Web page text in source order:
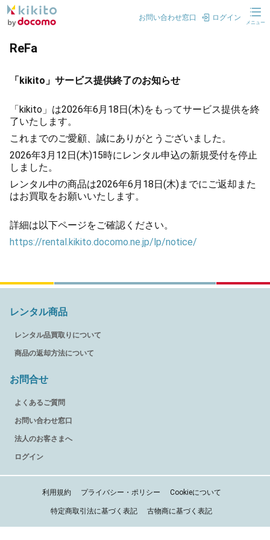
お問い合わせ窓口 ログイン
メニュー
ReFa
「kikito」サービス提供終了のお知らせ
「kikito」は2026年6月18日(木)をもってサービス提供を終
了いたします。
これまでのご愛顧、誠にありがとうございました。
2026年3月12日(木)15時にレンタル申込の新規受付を停止
しました。
レンタル中の商品は2026年6月18日(木)までにご返却また
はお買取をお願いいたします。
詳細は以下ページをご確認ください。
https://rental.kikito.docomo.ne.jp/lp/notice/
レンタル商品
レンタル品買取りについて
商品の返却方法について
お問合せ
よくあるご質問
お問い合わせ窓口
法人のお客さまへ
ログイン
利用規約 プライバシー・ポリシー Cookieについて
特定商取引法に基づく表記 古物商に基づく表記